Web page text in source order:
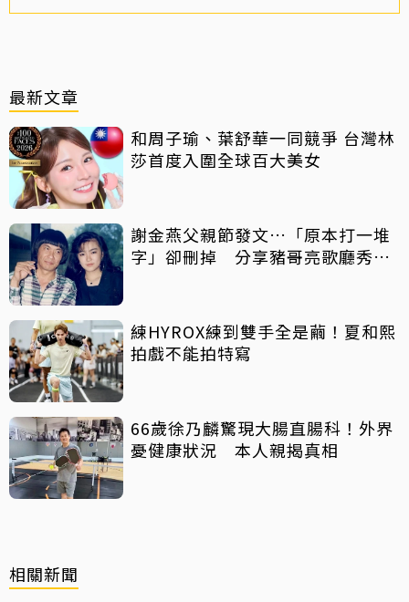
最新文章
和周子瑜、葉舒華一同競爭 台灣林
莎首度入圍全球百大美女
謝金燕父親節發文…「原本打一堆
字」卻刪掉 分享豬哥亮歌廳秀歌
練HYROX練到雙手全是繭！夏和熙
拍戲不能拍特寫
66歲徐乃麟驚現大腸直腸科！外界
憂健康狀況 本人親揭真相
相關新聞